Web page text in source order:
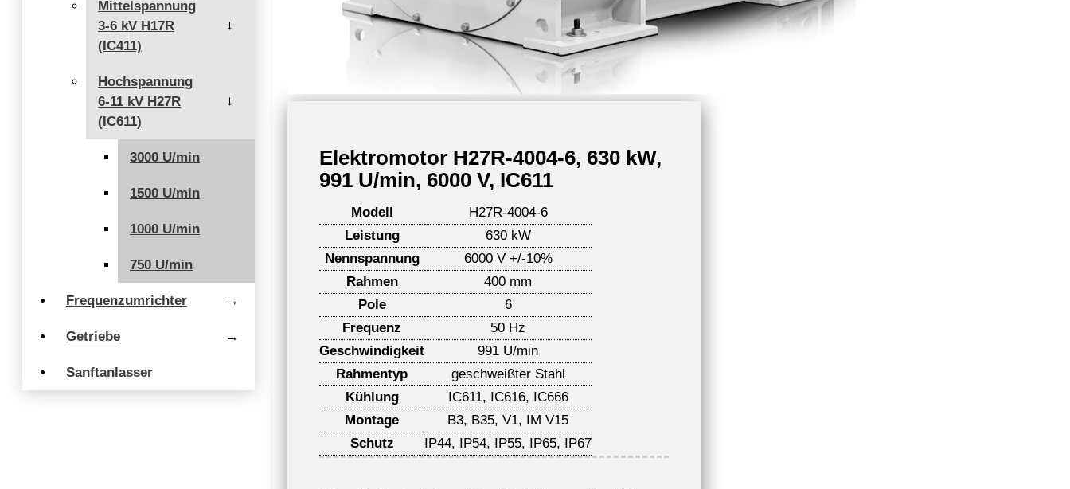
Mittelspannung
3-6 kV H17R
(IC411)
→
Hochspannung
6-11 kV H27R
(IC611)
→
3000 U/min
1500 U/min
1000 U/min
750 U/min
Frequenzumrichter →
Getriebe →
Sanftanlasser
Elektromotor H27R-4004-6, 630 kW,
991 U/min, 6000 V, IC611
Modell
H27R-4004-6
Leistung
630 kW
Nennspannung
6000 V +/-10%
Rahmen
400 mm
Pole
6
Frequenz
50 Hz
Geschwindigkeit
991 U/min
Rahmentyp
geschweißter Stahl
Kühlung
IC611, IC616, IC666
Montage
B3, B35, V1, IM V15
Schutz
IP44, IP54, IP55, IP65, IP67